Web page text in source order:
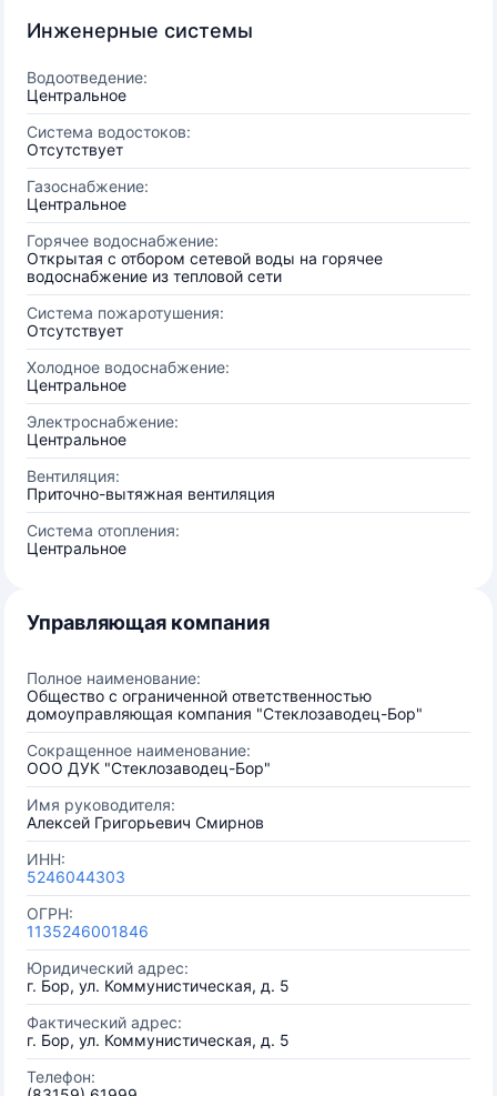
Инженерные системы
Водоотведение:
Центральное
Система водостоков:
Отсутствует
Газоснабжение:
Центральное
Горячее водоснабжение:
Открытая с отбором сетевой воды на горячее
водоснабжение из тепловой сети
Система пожаротушения:
Отсутствует
Холодное водоснабжение:
Центральное
Электроснабжение:
Центральное
Вентиляция:
Приточно-вытяжная вентиляция
Система отопления:
Центральное
Управляющая компания
Полное наименование:
Общество с ограниченной ответственностью
домоуправляющая компания "Стеклозаводец-Бор"
Сокращенное наименование:
ООО ДУК "Стеклозаводец-Бор"
Имя руководителя:
Алексей Григорьевич Смирнов
ИНН:
5246044303
ОГРН:
1135246001846
Юридический адрес:
г. Бор, ул. Коммунистическая, д. 5
Фактический адрес:
г. Бор, ул. Коммунистическая, д. 5
Телефон: